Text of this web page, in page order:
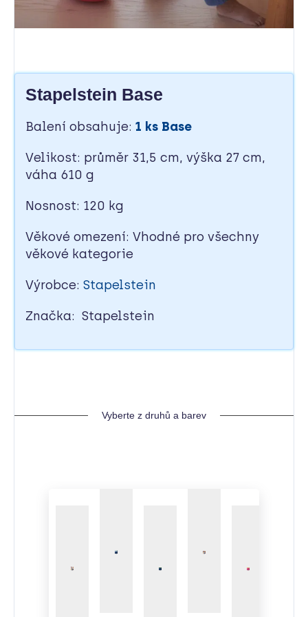
Stapelstein Base
Balení obsahuje: 1 ks Base
Velikost: průměr 31,5 cm, výška 27 cm,
váha 610 g
Nosnost: 120 kg
Věkové omezení: Vhodné pro všechny
věkové kategorie
Výrobce: Stapelstein
Značka: Stapelstein
Vyberte z druhů a barev